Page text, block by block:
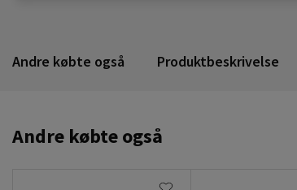
Andre købte også Produktbeskrivelse
Andre købte også